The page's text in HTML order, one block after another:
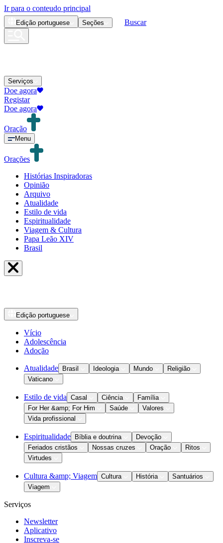
Ir para o conteudo principal
Edição portuguese Seções Buscar
Serviços
Doe agora
Registar
Doe agora
Oração
Menu
Orações
Histórias Inspiradoras
Opinião
Arquivo
Atualidade
Estilo de vida
Espiritualidade
Viagem & Cultura
Papa Leão XIV
Brasil
Edição portuguese
Vício
Adolescência
Adoção
Atualidade Brasil Ideologia Mundo
Religião
Vaticano
Estilo de vida Casal Ciência
Família
For Her &amp; For Him
Saúde
Valores
Vida profissional
Espiritualidade Bíblia e doutrina
Devoção
Feriados cristãos
Nossas cruzes Oração
Ritos
Virtudes
Cultura &amp; Viagem Cultura História
Santuários
Viagem
Serviços
Newsletter
Aplicativo
Inscreva-se